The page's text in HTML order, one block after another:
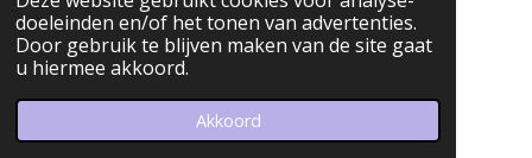
doeleinden en/of het tonen van advertenties.
Door gebruik te blijven maken van de site gaat
u hiermee akkoord.
Akkoord
a
g
a
m
info@barwelp.be
© 2023 Bar WELP